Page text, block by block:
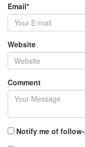
Email*
Website
Comment
Notify me of